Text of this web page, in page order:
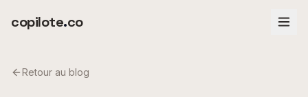
copilote.co
Retour au blog